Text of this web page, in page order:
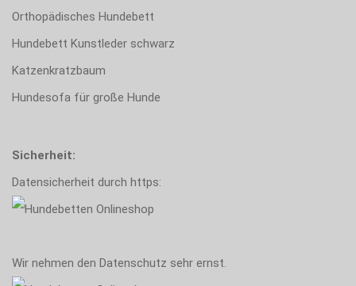
Orthopädisches Hundebett
Hundebett Kunstleder schwarz
Katzenkratzbaum
Hundesofa für große Hunde
Sicherheit:
Datensicherheit durch https:
Wir nehmen den Datenschutz sehr ernst.